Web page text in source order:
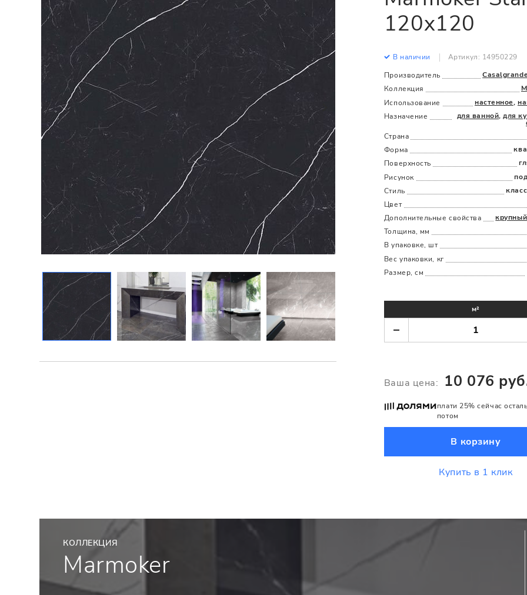
Для кухни
Для фартука
Все
Посмотреть всю керамическую плитку
Посмотреть весь керамогранит
Посмотреть всю мозаику
120x120
В наличии
Артикул: 14950229
Производитель
Коллекция
Использование
настенное,
Назначение
для ванной,для
Страна
Форма
Поверхность
Рисунок
Стиль
Цвет
Дополнительные cвойства
Толщина, мм
В упаковке, шт
Вес упаковки, кг
Размер, см
м²
Ваша цена: 10 076
плати 25% сейчас
потом
В корзину
Купить в 1 клик
КОЛЛЕКЦИЯ
Marmoker